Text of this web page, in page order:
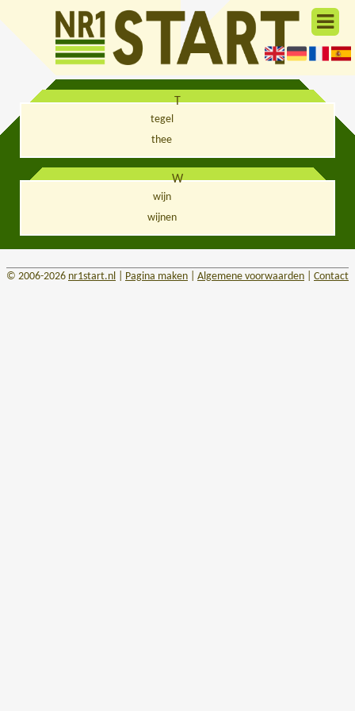
T
tegel
thee
W
wijn
wijnen
© 2006-2026 nr1start.nl Pagina maken Algemene voorwaarden Contact